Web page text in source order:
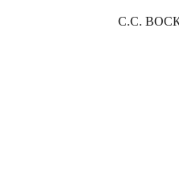
С.С.